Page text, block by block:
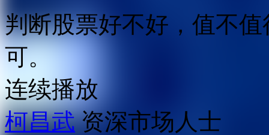
判断股票好不好，值不
可。
连续播放
柯昌武 资深市场人士